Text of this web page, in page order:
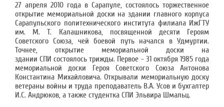
27 апреля 2010 года в Сарапуле, состоялось торжественное
открытие мемориальной доски на здании главного корпуса
Сарапульского политехнического института филиала ИжГТУ
им. М. Т. Калашникова, посвященной десяти Героям
Советского Союза, чей боевой путь начался в Удмуртии.
Точнее, открытие мемориальной доски на
здании СПИ состоялось трижды. Первое - 31 октября 1985 года
мемориальной доски Героя Советского Союза Антонова
Константина Михайловича. Открывали мемориальную доску
ветераны войны и труда преподаватель В.А. Усов и бухгалтер
И.С. Андрюков, а также студентка СПИ Эльвира Шмальц.